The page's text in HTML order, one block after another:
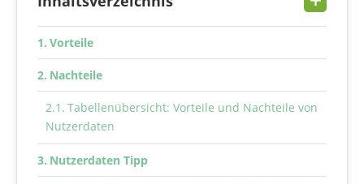
Vorteile
Nachteile
Tabellenübersicht: Vorteile und Nachteile von
Nutzerdaten
Nutzerdaten Tipp